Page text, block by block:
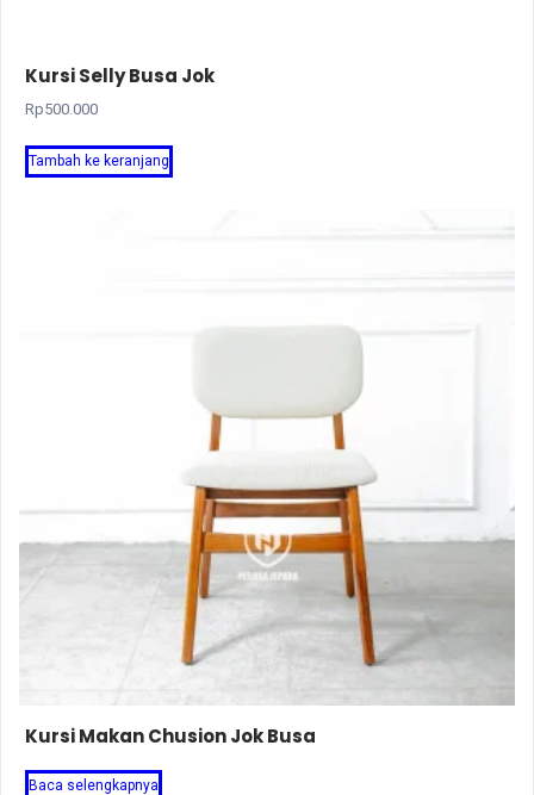
Kursi Selly Busa Jok
Rp500.000
Tambah ke keranjang
Kursi Makan Chusion Jok Busa
Baca selengkapnya